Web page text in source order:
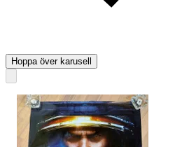
Hoppa över karusell